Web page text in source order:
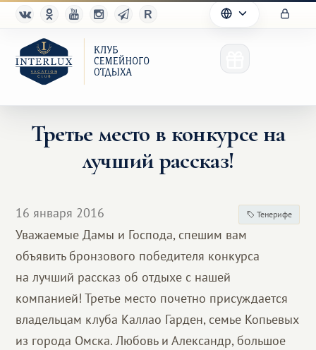
Партнерам
Благотворительность
Третье место в конкурсе на
лучший рассказ!
16 января 2016 Тенерифе
Уважаемые Дамы и Господа, спешим вам
объявить бронзового победителя конкурса
на лучший рассказ об отдыхе с нашей
компанией! Третье место почетно присуждается
владельцам клуба Каллао Гарден, семье Копьевых
из города Омска. Любовь и Александр, большое